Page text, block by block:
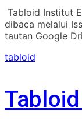
Tabloid Institut
dibaca melalui
tautan Google
tabloid